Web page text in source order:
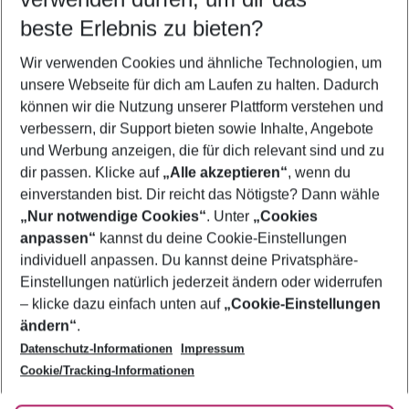
5-8 Nächte
2 Erwachsene Keine Kinder
Mehr Filter anzeigen
Footer
Footer navigation
Über uns
AGB
Bestpreisgarantie
Cookie-Einstellungen ändern
Cookie-Richtlinie
Agenturbetreuung
Barrierefreies Reisen
Folge uns
beste Erlebnis zu bieten?
Wir verwenden Cookies und ähnliche Technologien, um
unsere Webseite für dich am Laufen zu halten. Dadurch
können wir die Nutzung unserer Plattform verstehen und
verbessern, dir Support bieten sowie Inhalte, Angebote
und Werbung anzeigen, die für dich relevant sind und zu
dir passen. Klicke auf „Alle akzeptieren“, wenn du
einverstanden bist. Dir reicht das Nötigste? Dann wähle
„Nur notwendige Cookies“. Unter „Cookies
anpassen“ kannst du deine Cookie-Einstellungen
individuell anpassen. Du kannst deine Privatsphäre-
Einstellungen natürlich jederzeit ändern oder widerrufen
– klicke dazu einfach unten auf „Cookie-Einstellungen
ändern“.
Datenschutz-Informationen
Impressum
Cookie/Tracking-Informationen